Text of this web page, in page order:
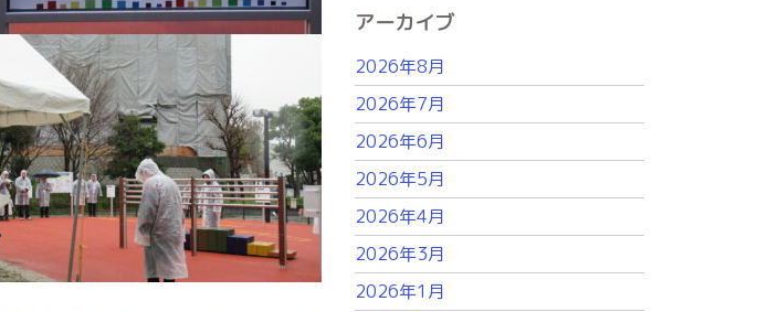
アーカイブ
2026年8月
2026年7月
2026年6月
2026年5月
2026年4月
2026年3月
2026年1月